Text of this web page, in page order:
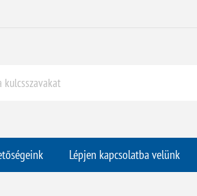
Lépjen kapcsolatba velünk